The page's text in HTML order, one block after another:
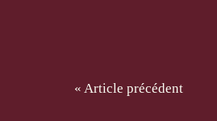
« Article précédent